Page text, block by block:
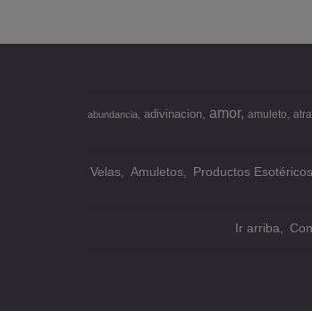
abundancia adivinacion amor amuleto
Velas Amuletos Productos Esotéricos
Ir arriba